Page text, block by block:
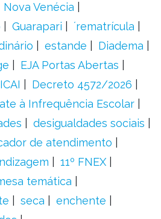
Nova Venécia
Guarapari
´rematrícula
estande
Diadema
EJA Portas Abertas
Decreto 4572/2026
à Infrequência Escolar
desigualdades sociais
de atendimento
11º FNEX
temática
seca
enchente